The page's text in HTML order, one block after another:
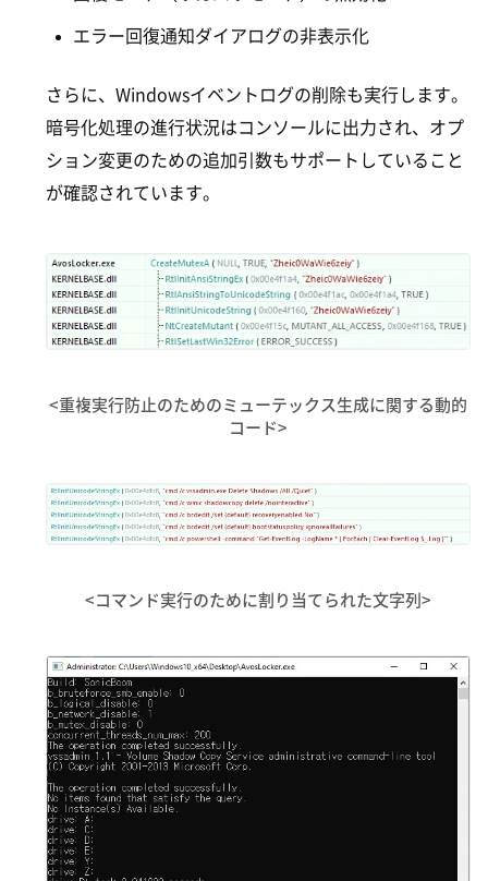
エラー回復通知ダイアログの非表示化
さらに、Windowsイベントログの削除も実行します。
暗号化処理の進行状況はコンソールに出力され、オプ
ション変更のための追加引数もサポートしていること
が確認されています。
<重複実行防止のためのミューテックス生成に関する動的
コード>
<コマンド実行のために割り当てられた文字列>